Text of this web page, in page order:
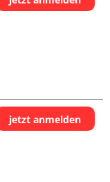
jetzt anmelden